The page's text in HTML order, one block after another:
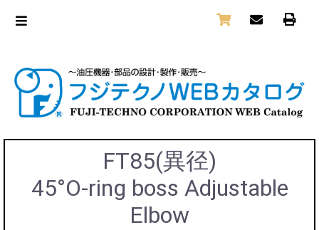
FT85(異径)
45°O-ring boss Adjustable
Elbow